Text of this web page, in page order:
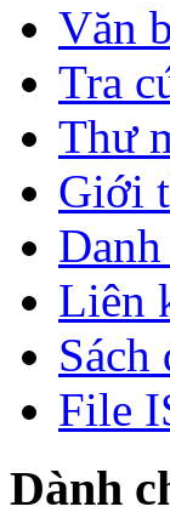
Văn
Tra
Thư
Giới
Liên
Sách
File
Dành